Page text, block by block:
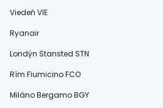
Viedeň VIE
Ryanair
Londýn Stansted STN
Rím Fiumicino FCO
Miláno Bergamo BGY